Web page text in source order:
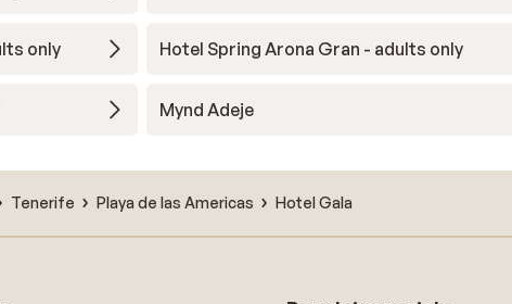
only Hotel Spring Arona Gran - adults only
Mynd Adeje
Tenerife Playa de las Americas Hotel Gala